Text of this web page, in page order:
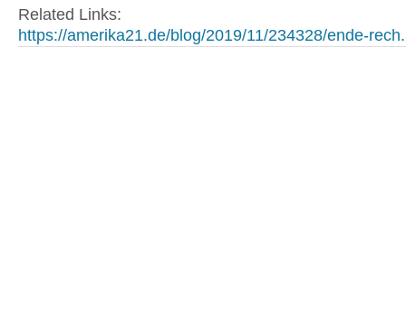
Related Links:
https://amerika21.de/blog/2019/11/234328/ende-